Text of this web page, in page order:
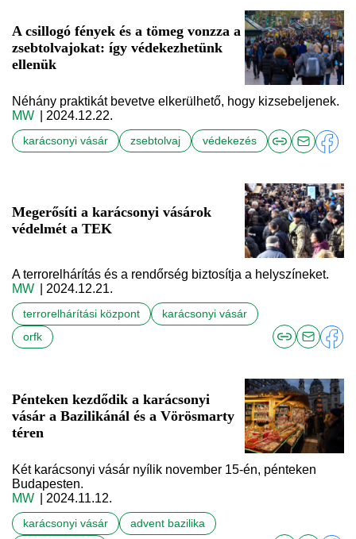
A csillogó fények és a tömeg vonzza a
zsebtolvajokat: így védekezhetünk
ellenük
Néhány praktikát bevetve elkerülhető, hogy kizsebeljenek.
MW
| 2024.12.22.
karácsonyi vásár zsebtolvaj védekezés
Megerősíti a karácsonyi vásárok
védelmét a TEK
A terrorelhárítás és a rendőrség biztosítja a helyszíneket.
MW
| 2024.12.21.
terrorelhárítási központ
karácsonyi vásár
orfk
Pénteken kezdődik a karácsonyi
vásár a Bazilikánál és a Vörösmarty
téren
Két karácsonyi vásár nyílik november 15-én, pénteken
Budapesten.
MW
| 2024.11.12.
karácsonyi vásár
advent bazilika